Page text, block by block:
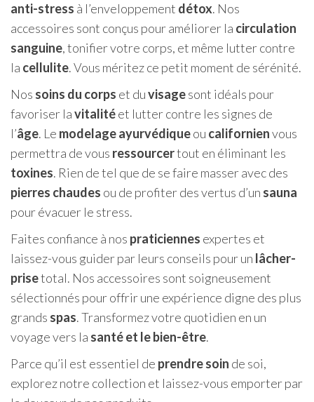
anti-stress à l’enveloppement détox. Nos
accessoires sont conçus pour améliorer la circulation
sanguine, tonifier votre corps, et même lutter contre
la cellulite. Vous méritez ce petit moment de sérénité.
Nos soins du corps et duvisagesont idéals pour
favoriser lavitalitéet lutter contre les signes de
l’âge. Le modelage ayurvédiqueou californienvous
permettra de vous ressourcertout en éliminant les
toxines. Rien de tel que de se faire masser avec des
pierres chaudes ou de profiter des vertus d’un sauna
pour évacuer le stress.
Faites confiance à nos praticiennes expertes et
laissez-vous guider par leurs conseils pour un lâcher-
prisetotal. Nos accessoires sont soigneusement
sélectionnés pour offrir une expérience digne des plus
grands spas. Transformez votre quotidien en un
voyage vers la santé et le bien-être.
Parce qu’il est essentiel de prendre soin de soi,
explorez notre collection et laissez-vous emporter par